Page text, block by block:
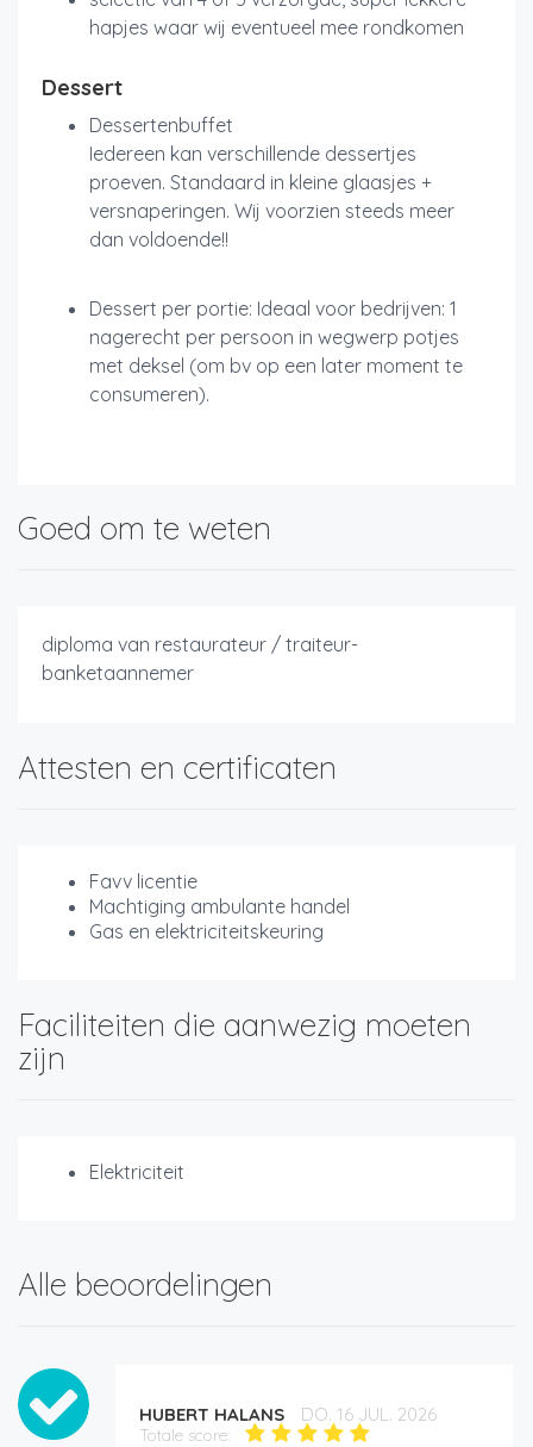
hapjes waar wij eventueel mee rondkomen
Dessert
Dessertenbuffet
Iedereen kan verschillende dessertjes
proeven. Standaard in kleine glaasjes +
versnaperingen. Wij voorzien steeds meer
dan voldoende!!
Dessert per portie: Ideaal voor bedrijven: 1
nagerecht per persoon in wegwerp potjes
met deksel (om bv op een later moment te
consumeren).
Goed om te weten
diploma van restaurateur / traiteur-
banketaannemer
Attesten en certificaten
Favv licentie
Machtiging ambulante handel
Gas en elektriciteitskeuring
Faciliteiten die aanwezig moeten
zijn
Elektriciteit
Alle beoordelingen
HUBERT HALANS DO. 16 JUL. 2026
Totale score: